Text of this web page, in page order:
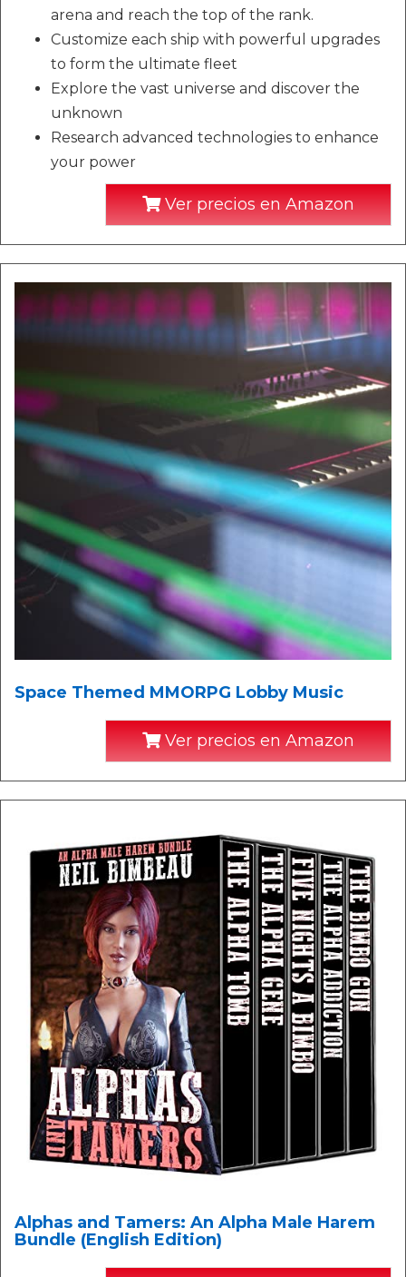
arena and reach the top of the rank.
Customize each ship with powerful upgrades
to form the ultimate fleet
Explore the vast universe and discover the
unknown
Research advanced technologies to enhance
your power
Ver precios en Amazon
Space Themed MMORPG Lobby Music
Ver precios en Amazon
Alphas and Tamers: An Alpha Male Harem
Bundle (English Edition)